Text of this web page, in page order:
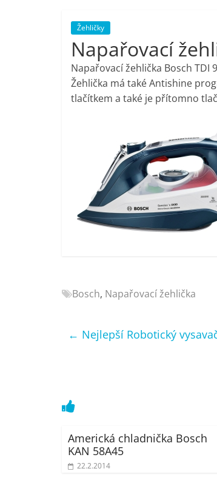
porovnání,
pračky,
televize,
notebooky,
mobilní
telefony,
kávovary,
elektronika
Elektro
OK,
notebooky,
mobilní
telefony,
kávovary,
bazény
Žehličky
Napařovací
Napařovací žehlička Bosch
Žehlička má také Antishine
tlačítkem a také je přítomno
Bosch, Napařovací žehlička
← Nejlepší Robotický
Americká chladnička Bosch
KAN 58A45
22.2.2014